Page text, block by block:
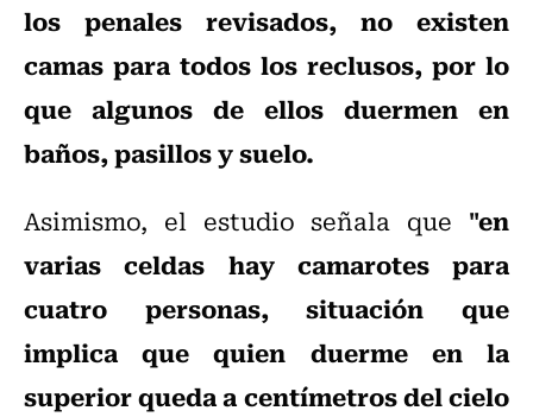
los penales revisados, no existen
camas para todos los reclusos, por lo
que algunos de ellos duermen en
baños, pasillos y suelo.
Asimismo, el estudio señala que "en
varias celdas hay camarotes para
cuatro personas, situación que
implica que quien duerme en la
superior queda a centímetros del cielo